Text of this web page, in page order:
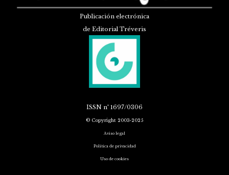
Publicación electrónica
de Editorial Tréveris
ISSN nº 1697/0306
© Copyright 2003-2025
Aviso legal
Política de privacidad
Uso de cookies